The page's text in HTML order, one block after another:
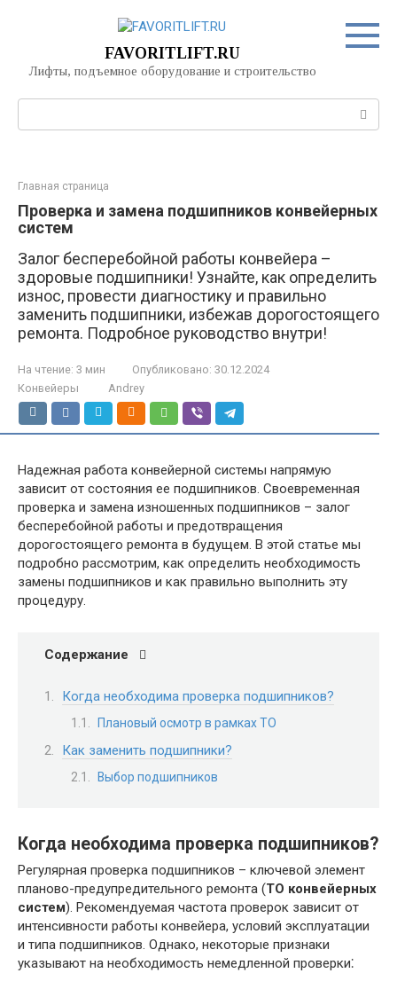
FAVORITLIFT.RU
Лифты, подъемное оборудование и строительство
Главная страница
Проверка и замена подшипников конвейерных
систем
Залог бесперебойной работы конвейера –
здоровые подшипники! Узнайте, как определить
износ, провести диагностику и правильно
заменить подшипники, избежав дорогостоящего
ремонта. Подробное руководство внутри!
На чтение: 3 мин Опубликовано: 30.12.2024
Конвейеры
Andrey
Надежная работа конвейерной системы напрямую
зависит от состояния ее подшипников. Своевременная
проверка и замена изношенных подшипников – залог
бесперебойной работы и предотвращения
дорогостоящего ремонта в будущем. В этой статье мы
подробно рассмотрим, как определить необходимость
замены подшипников и как правильно выполнить эту
процедуру.
Содержание
Когда необходима проверка подшипников?
Плановый осмотр в рамках ТО
Как заменить подшипники?
Выбор подшипников
Когда необходима проверка подшипников?
Регулярная проверка подшипников – ключевой элемент
планово-предупредительного ремонта (ТО конвейерных
систем). Рекомендуемая частота проверок зависит от
интенсивности работы конвейера, условий эксплуатации
и типа подшипников. Однако, некоторые признаки
указывают на необходимость немедленной проверки⁚